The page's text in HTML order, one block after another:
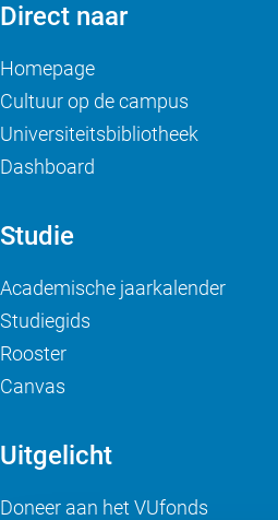
Direct naar
Homepage
Cultuur op de campus
Universiteitsbibliotheek
Dashboard
Studie
Academische jaarkalender
Studiegids
Rooster
Canvas
Uitgelicht
Doneer aan het VUfonds